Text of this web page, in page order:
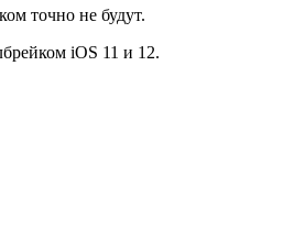
точно не будут.
iOS 11 и 12.